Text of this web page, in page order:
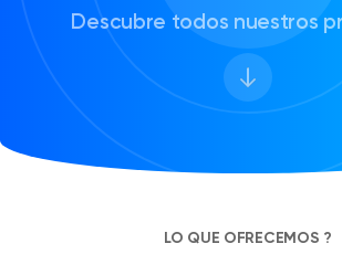
CARACTERISTICAS
Libro de clases
Crea tu fotolibro
trabajo de clase
Gestiona todas tus tareas
Solicitar presupuesto
Descubre todos nuestros
LO QUE OFRECEMOS ?